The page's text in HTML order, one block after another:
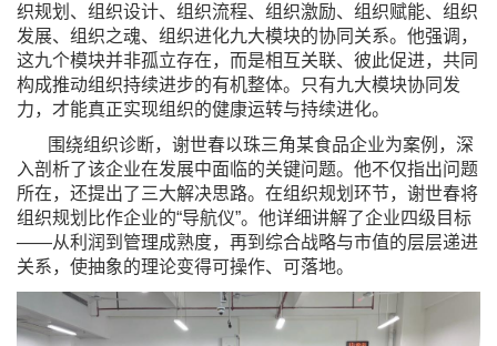
织规划、组织设计、组织流程、组织激励、组织赋能、组织
发展、组织之魂、组织进化九大模块的协同关系。他强调，
这九个模块并非孤立存在，而是相互关联、彼此促进，共同
构成推动组织持续进步的有机整体。只有九大模块协同发
力，才能真正实现组织的健康运转与持续进化。
围绕组织诊断，谢世春以珠三角某食品企业为案例，深
入剖析了该企业在发展中面临的关键问题。他不仅指出问题
所在，还提出了三大解决思路。在组织规划环节，谢世春将
组织规划比作企业的“导航仪”。他详细讲解了企业四级目标
——从利润到管理成熟度，再到综合战略与市值的层层递进
关系，使抽象的理论变得可操作、可落地。